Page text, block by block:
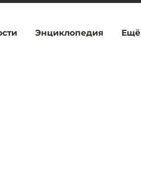
Ещё
Энциклопедия